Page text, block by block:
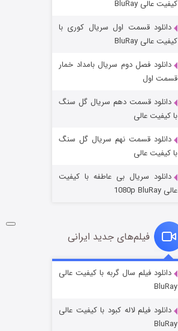
شکست استوارت در نجات جهان
قسمت 7 (زیرنویس) منتشر شد
شوگر فصل ۲
قسمت
کیفیت عالی BluRay
دانلود قسمت اول سریال کوری با
کیفیت عالی BluRay
دانلود فصل دوم سریال بامداد خمار
قسمت اول
دانلود قسمت دهم سریال گل سنگ
با کیفیت عالی
دانلود قسمت نهم سریال گل سنگ
با کیفیت عالی
دانلود سریال بی عاطفه با کیفیت
عالی 1080p BluRay
فیلم‌های جدید ایرانی
دانلود فیلم سال گربه با کیفیت عالی
BluRay
دانلود فیلم لاله کبود با کیفیت عالی
BluRay